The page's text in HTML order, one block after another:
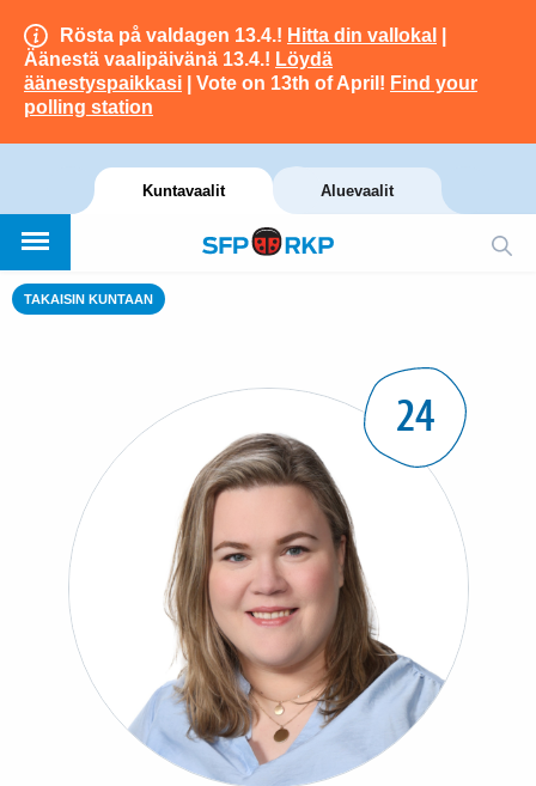
Rösta på valdagen 13.4.! Hitta din vallokal
Äänestä vaalipäivänä 13.4.! Löydä
äänestyspaikkasi | Vote on 13th of April! Find your
polling station
Kuntavaalit Aluevaalit
TAKAISIN KUNTAAN
24